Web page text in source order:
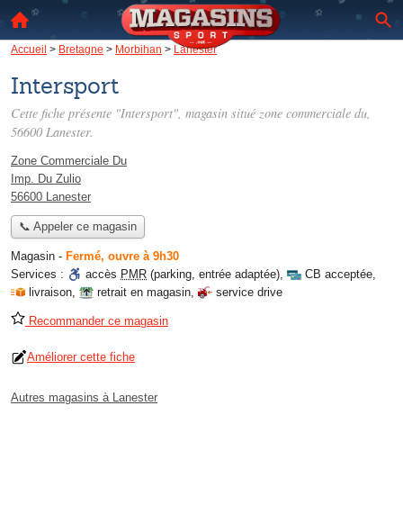
Accueil > Bretagne > Morbihan > Lanester
Intersport
Cette fiche présente "Intersport", magasin situé zone commerciale du,
56600 Lanester.
Zone Commerciale Du
Imp. Du Zulio
56600 Lanester
📞 Appeler ce magasin
Magasin - Fermé, ouvre à 9h30
Services :
accès PMR (parking, entrée adaptée), CB acceptée,
livraison, retrait en magasin, service drive
Recommander ce magasin
Améliorer cette fiche
Autres magasins à Lanester